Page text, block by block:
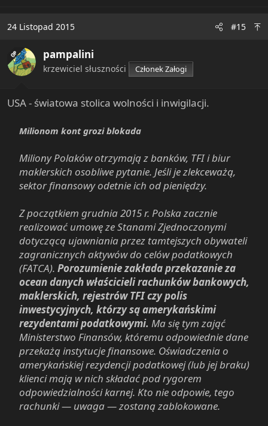
24 Listopad 2015 #15
OP pampalini
krzewiciel słuszności Członek Załogi
USA - światowa stolica wolności i inwigilacji.
Milionom kont grozi blokada
Miliony Polaków otrzymają z banków, TFI i biur
maklerskich osobliwe pytanie. Jeśli je zlekceważą,
sektor finansowy odetnie ich od pieniędzy.
Z początkiem grudnia 2015 r. Polska zacznie
realizować umowę ze Stanami Zjednoczonymi
dotyczącą ujawniania przez tamtejszych obywateli
zagranicznych aktywów do celów podatkowych
(FATCA). Porozumienie zakłada przekazanie za
ocean danych właścicieli rachunków bankowych,
maklerskich, rejestrów TFI czy polis
inwestycyjnych, którzy są amerykańskimi
rezydentami podatkowymi. Ma się tym zająć
Ministerstwo Finansów, któremu odpowiednie dane
przekażą instytucje finansowe. Oświadczenia o
amerykańskiej rezydencji podatkowej (lub jej braku)
klienci mają w nich składać pod rygorem
odpowiedzialności karnej. Kto nie odpowie, tego
rachunki — uwaga — zostaną zablokowane.